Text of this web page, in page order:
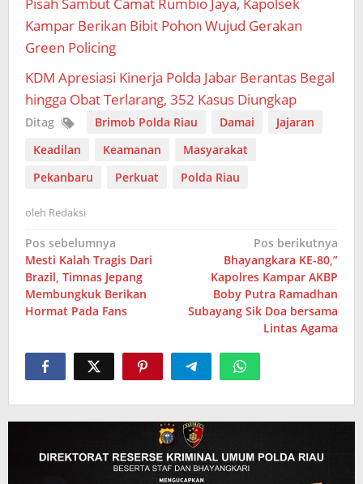
Kampar Berikan Bibit Pohon Wujud Gerakan
Green Policing
KDM Apresiasi Kinerja Polda Jabar Berantas Begal
hingga Obat Terlarang, 352 Kasus Diungkap
Ditag Brimob Polda Riau Damai
Jajaran
Keadilan
Keamanan
Masyarakat
Pekanbaru
Perkuat Polda Riau
oleh Redaksi
Navigasi
pos
Pos sebelumnya
Mesti Kalah Tragis Dari
Brazil, Timnas Jepang
Membungkuk Berikan
Hormat Pada Fans
Pos berikutnya
Bhayangkara KE-80,”
Kapolres Kampar AKBP
Boby Putra Ramadhan
Subayang Sik Doa bersama
Lintas Agama